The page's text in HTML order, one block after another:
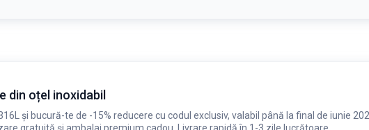
din oțel inoxidabil
și bucură-te de -15% reducere cu codul exclusiv, valabil până la final de iunie